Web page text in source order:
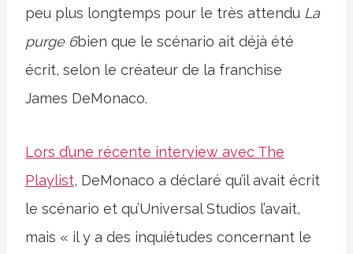
peu plus longtemps pour le très attendu La
purge 6bien que le scénario ait déjà été
écrit, selon le créateur de la franchise
James DeMonaco.
Lors d’une récente interview avec The
Playlist, DeMonaco a déclaré qu’il avait écrit
le scénario et qu’Universal Studios l’avait,
mais « il y a des inquiétudes concernant le